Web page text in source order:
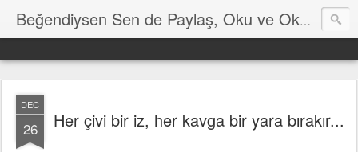
Beğendiysen Sen de Paylaş, Oku ve Okut
DEC
26 Her çivi bir iz, her kavga bir yara bırakır...